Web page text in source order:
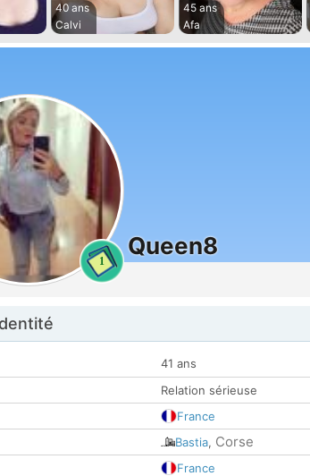
40 ans
Calvi
45 ans
Afa
1
Queen8
41 ans
Relation sérieuse
France
Bastia, Corse
France